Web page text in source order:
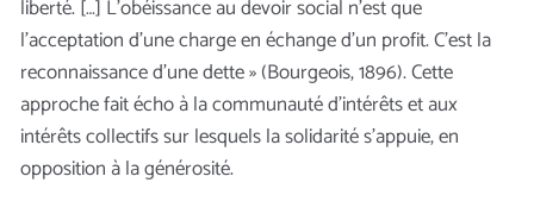
liberté. […] L’obéissance au devoir social n’est que
l’acceptation d’une charge en échange d’un profit. C’est la
reconnaissance d’une dette » (Bourgeois, 1896). Cette
approche fait écho à la communauté d’intérêts et aux
intérêts collectifs sur lesquels la solidarité s’appuie, en
opposition à la générosité.